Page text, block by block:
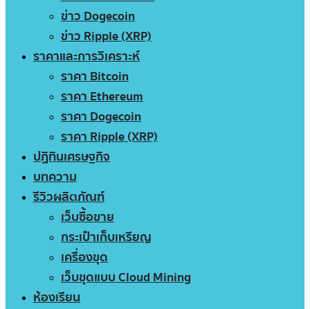
ข่าว Dogecoin
ข่าว Ripple (XRP)
ราคาและการวิเคราะห์
ราคา Bitcoin
ราคา Ethereum
ราคา Dogecoin
ราคา Ripple (XRP)
ปฏิทินเศรษฐกิจ
บทความ
รีวิวผลิตภัณฑ์
เว็บซื้อขาย
กระเป๋าเก็บเหรียญ
เครื่องขุด
เว็บขุดแบบ Cloud Mining
ห้องเรียน